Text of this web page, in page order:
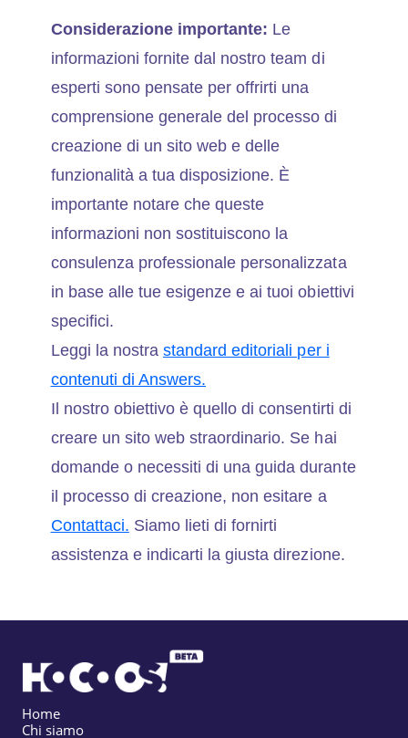
Considerazione importante: Le
informazioni fornite dal nostro team di
esperti sono pensate per offrirti una
comprensione generale del processo di
creazione di un sito web e delle
funzionalità a tua disposizione. È
importante notare che queste
informazioni non sostituiscono la
consulenza professionale personalizzata
in base alle tue esigenze e ai tuoi obiettivi
specifici.
Leggi la nostra standard editoriali per i
contenuti di Answers.
Il nostro obiettivo è quello di consentirti di
creare un sito web straordinario. Se hai
domande o necessiti di una guida durante
il processo di creazione, non esitare a
Contattaci. Siamo lieti di fornirti
assistenza e indicarti la giusta direzione.
Home
Chi siamo